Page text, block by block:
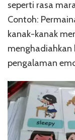
seperti rasa
Contoh:
kanak-kanak
menghadiahkan
pengalaman